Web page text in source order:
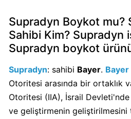
Boykot
mu?
Pizza
Hut
Kimin
Sahibi
Kim?
Supradyn Boykot mu?
Sahibi Kim? Supradyn
Supradyn boykot
Supradyn: sahibi Bayer. Bayer
Otoritesi arasında bir ortaklık
Otoritesi (IIA), İsrail
ve geliştirmenin